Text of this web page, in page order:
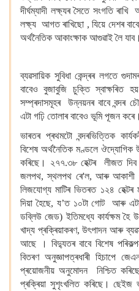
দীৰ্ঘম্যাদী লক্ষ্যৰ সৈতে সংগতি ৰাখি
লক্ষ্য আগত ৰাখিছো , যিয়ে দেশৰ
অৰ্থনৈতিক আকাংক্ষাক আগুৱাই লৈ
ব্যৱসায়িক সুবিধা কেন্দ্ৰৰ লগতে
বাবেও বুজাবুজি চুক্তি স্বাক্ষৰিত
সম্প্ৰদাসমূহৰ উন্নয়নৰ বাবে বন্দৰ
এটা গঢ়ি তোলাৰ বাবেও ভূমি পূজন কৰে।
ভাৰতৰ প্ৰথমটো বন্দৰভিত্তিক
বিশেষ অৰ্থনৈতিক মণ্ডলে
কৰিছে। ২৭৭.৩৮ হেক্টৰ লীজত
জলপথ, স্থলপথ ৰে'ল, আৰু আকাশী
লিজযোগ্য মাটিৰ ভিতৰত ১২৪
দিয়া হৈছে, য’ত ১০টা গোট আৰু
ডব্লিউ জেড) ইতিমধ্যে কাৰ্যক্ষম হৈ
খাদ্য প্ৰক্ৰিয়াকৰণ, উৎপাদন আৰু
আছে । বিদ্যুতৰ বাবে বিশেষ
বিতৰণ অনুজ্ঞাপত্ৰধাৰী হিচাপে
প্ৰয়োজনীয় অনুমোদন নিশ্চিত
প্ৰক্ৰিয়া সুশৃংখলিত কৰিছে। ছেইজ